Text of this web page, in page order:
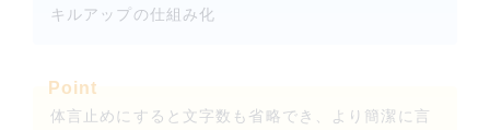
キルアップの仕組み化
Point
体言止めにすると文字数も省略でき、より簡潔に言